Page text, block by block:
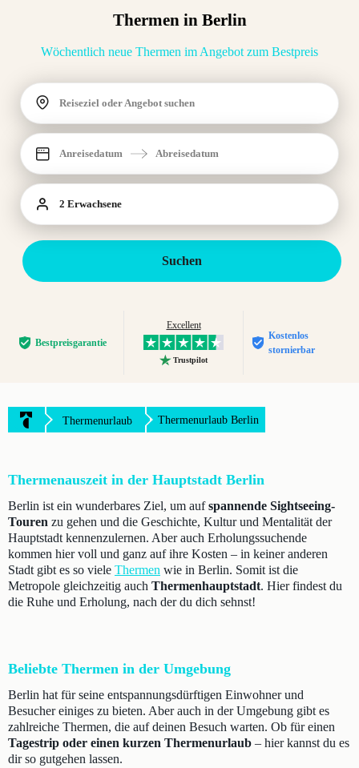
Thermen in Berlin
Wöchentlich neue Thermen im Angebot zum Bestpreis
Reiseziel oder Angebot suchen
Anreisedatum Abreisedatum
2 Erwachsene
Suchen
Bestpreis­garantie
Excellent
Trustpilot
Kostenlos
stornierbar
Thermenurlaub Thermenurlaub Berlin
Thermenauszeit in der Hauptstadt Berlin
Berlin ist ein wunderbares Ziel, um aufspannende Sightseeing-
Touren zu gehen und die Geschichte, Kultur und Mentalität der
Hauptstadt kennenzulernen. Aber auch Erholungssuchende
kommen hier voll und ganz auf ihre Kosten – in keiner anderen
Stadt gibt es so viele Thermen wie in Berlin. Somit ist die
Metropole gleichzeitig auch Thermenhauptstadt. Hier findest du
die Ruhe und Erholung, nach der du dich sehnst!
Beliebte Thermen in der Umgebung
Berlin hat für seine entspannungsdürftigen Einwohner und
Besucher einiges zu bieten. Aber auch in der Umgebung gibt es
zahlreiche Thermen, die auf deinen Besuch warten. Ob für einen
Tagestrip oder einen kurzen Thermenurlaub – hier kannst du es
dir so gutgehen lassen.